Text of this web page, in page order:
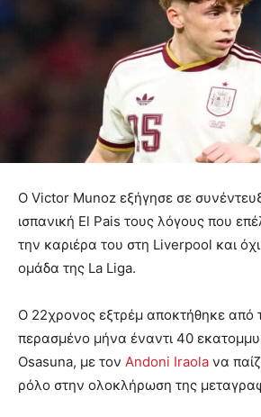
Ο Victor Munoz εξήγησε σε
ισπανική El Pais τους λόγους που
την καριέρα του στη Liverpool και
ομάδα της La Liga.
Ο 22χρονος εξτρέμ αποκτήθηκε από
περασμένο μήνα έναντι 40
Osasuna, με τον Andoni Iraola να
ρόλο στην ολοκλήρωση της